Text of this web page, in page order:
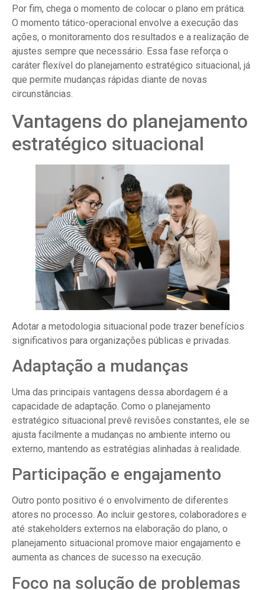
Por fim, chega o momento de colocar o plano em prática.
O momento tático-operacional envolve a execução das
ações, o monitoramento dos resultados e a realização de
ajustes sempre que necessário. Essa fase reforça o
caráter flexível do planejamento estratégico situacional, já
que permite mudanças rápidas diante de novas
circunstâncias.
Vantagens do planejamento
estratégico situacional
Adotar a metodologia situacional pode trazer benefícios
significativos para organizações públicas e privadas.
Adaptação a mudanças
Uma das principais vantagens dessa abordagem é a
capacidade de adaptação. Como o planejamento
estratégico situacional prevê revisões constantes, ele se
ajusta facilmente a mudanças no ambiente interno ou
externo, mantendo as estratégias alinhadas à realidade.
Participação e engajamento
Outro ponto positivo é o envolvimento de diferentes
atores no processo. Ao incluir gestores, colaboradores e
até stakeholders externos na elaboração do plano, o
planejamento situacional promove maior engajamento e
aumenta as chances de sucesso na execução.
Foco na solução de problemas